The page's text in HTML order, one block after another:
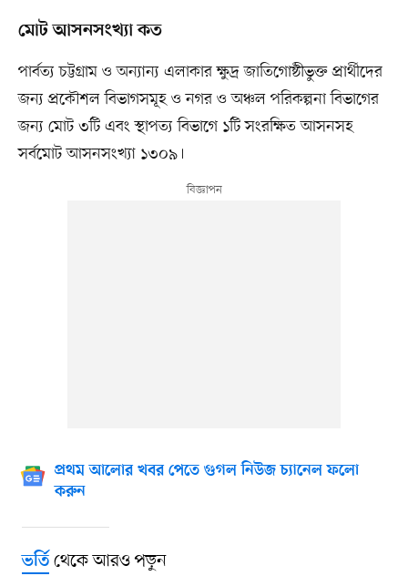
মোট আসনসংখ্যা কত
পার্বত্য চট্টগ্রাম ও অন্যান্য এলাকার ক্ষুদ্র জাতিগোষ্ঠীভুক্ত প্রার্থীদের
জন্য প্রকৌশল বিভাগসমূহ ও নগর ও অঞ্চল পরিকল্পনা বিভাগের
জন্য মোট ৩টি এবং স্থাপত্য বিভাগে ১টি সংরক্ষিত আসনসহ
সর্বমোট আসনসংখ্যা ১৩০৯।
প্রথম আলোর খবর পেতে গুগল নিউজ চ্যানেল ফলো
করুন
ভর্তিথেকে আরও পড়ুন